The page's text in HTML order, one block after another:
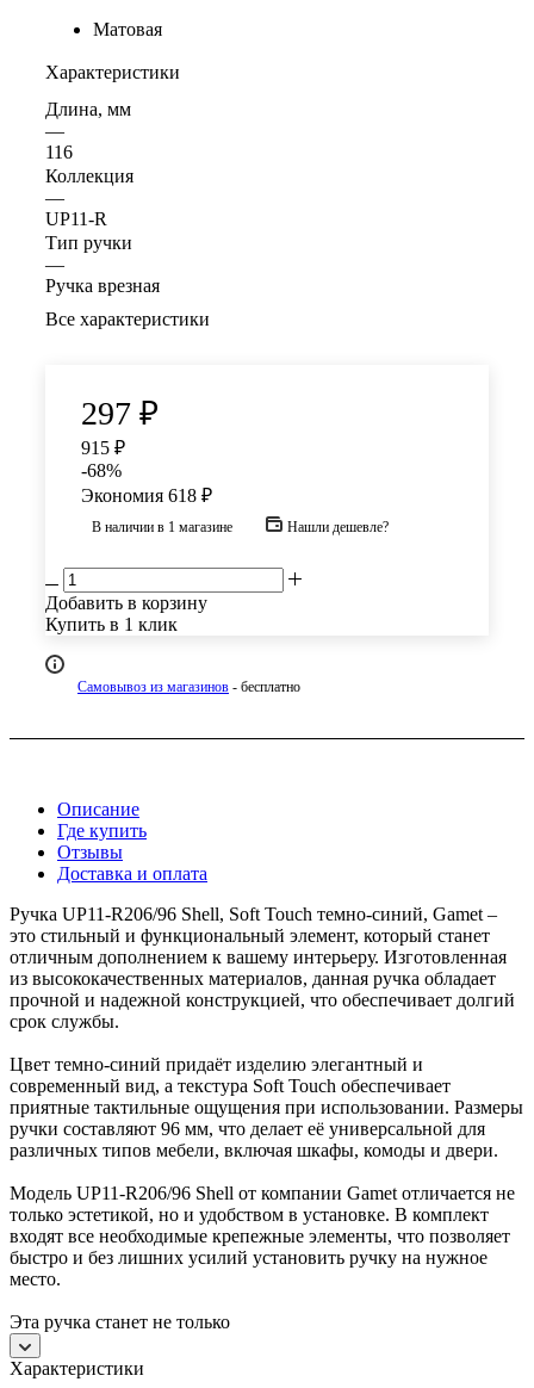
Матовая
Характеристики
Длина, мм
—
116
Коллекция
—
UР11-R
Тип ручки
—
Ручка врезная
Все характеристики
297 ₽
915 ₽
-68%
Экономия 618 ₽
В наличии в 1 магазине Нашли дешевле?
Добавить в корзину
Купить в 1 клик
Самовывоз из магазинов - бесплатно
Описание
Где купить
Отзывы
Доставка и оплата
Ручка UР11-R206/96 Shell, Soft Touch темно-синий, Gamet –
это стильный и функциональный элемент, который станет
отличным дополнением к вашему интерьеру. Изготовленная
из высококачественных материалов, данная ручка обладает
прочной и надежной конструкцией, что обеспечивает долгий
срок службы.
Цвет темно-синий придаёт изделию элегантный и
современный вид, а текстура Soft Touch обеспечивает
приятные тактильные ощущения при использовании. Размеры
ручки составляют 96 мм, что делает её универсальной для
различных типов мебели, включая шкафы, комоды и двери.
Модель UР11-R206/96 Shell от компании Gamet отличается не
только эстетикой, но и удобством в установке. В комплект
входят все необходимые крепежные элементы, что позволяет
быстро и без лишних усилий установить ручку на нужное
место.
Эта ручка станет не только
Характеристики